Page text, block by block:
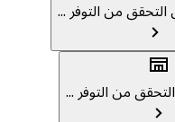
من التوفر ...
من التوفر ...